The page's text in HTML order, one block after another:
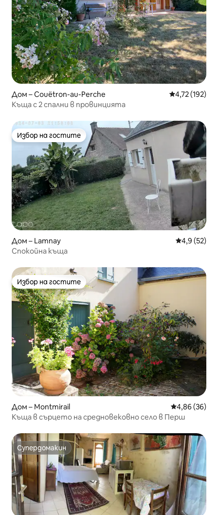
Дом – Couëtron-au-Perche Средна
4,72 (192)
Къща с 2 спални в провинцията
Избор на гостите
Избор на гостите
Дом – Lamnay Средна
4,9 (52)
Спокойна къща
Избор на гостите
Избор на гостите
Дом – Montmirail Средна
4,86 (36)
Къща в сърцето на средновековно село в Перш
Супердомакин
Супердомакин